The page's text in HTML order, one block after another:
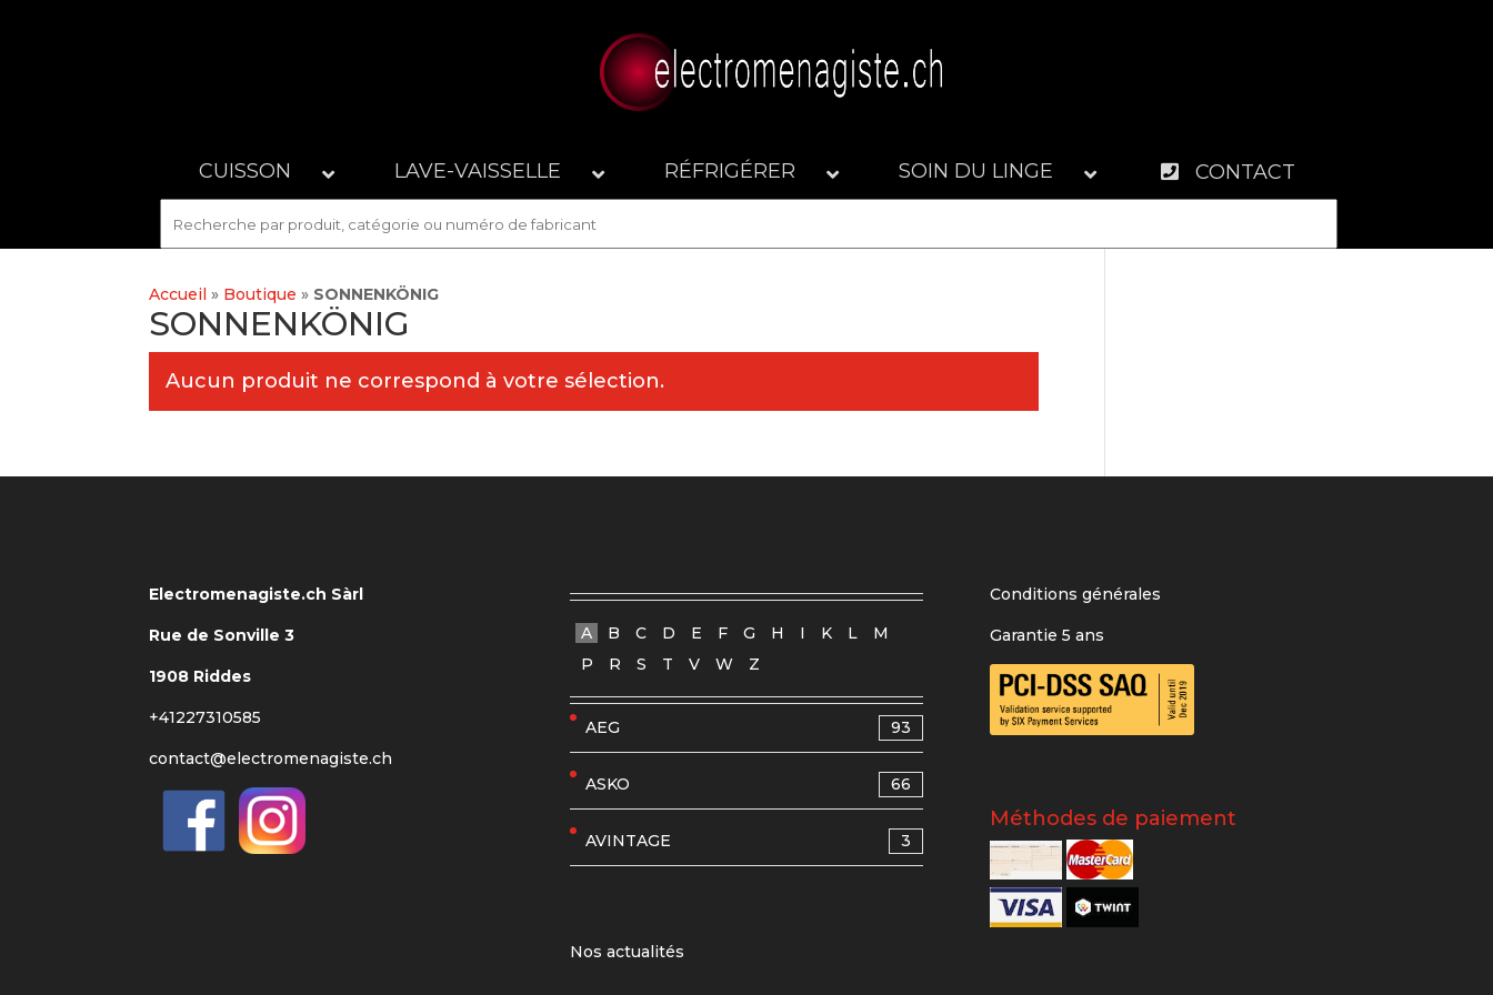
CUISSON LAVE-VAISSELLE RÉFRIGÉRER SOIN DU LINGE CONTACT
Accueil » Boutique » SONNENKÖNIG
SONNENKÖNIG
Aucun produit ne correspond à votre sélection.
Electromenagiste.ch Sàrl
Rue de Sonville 3
1908 Riddes
+41227310585
contact@electromenagiste.ch
A B C D E F G H I K L
M
P
R S T V W Z
AEG 93
ASKO 66
AVINTAGE 3
Nos actualités
Conditions générales
Garantie 5 ans
Méthodes de paiement